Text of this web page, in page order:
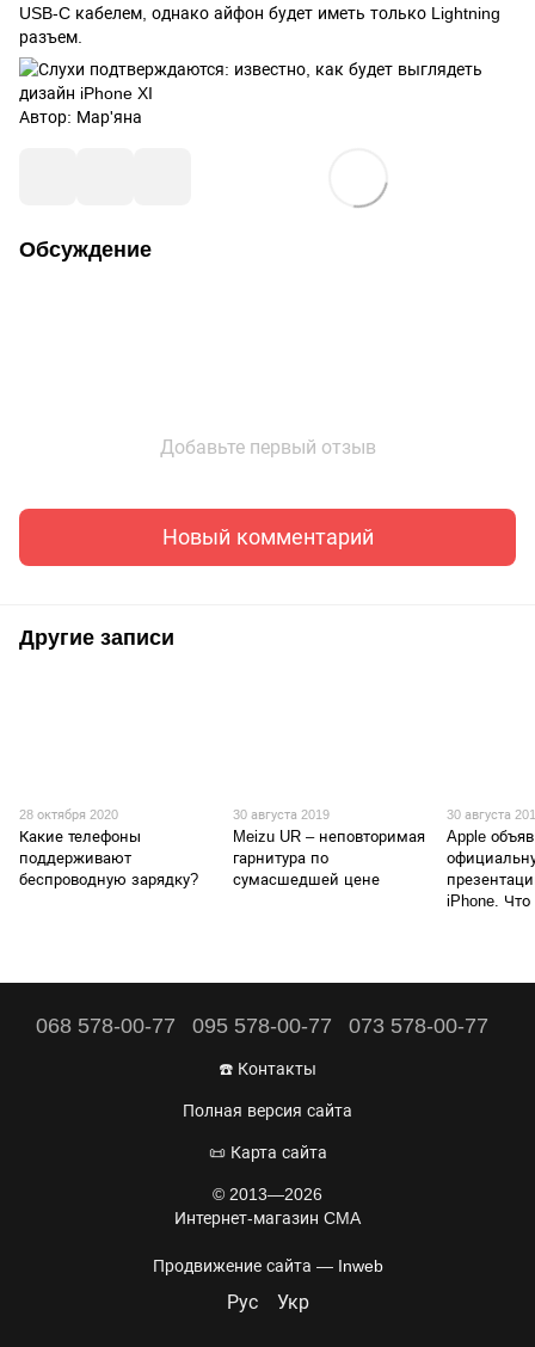
USB-C кабелем, однако айфон будет иметь только Lightning
разъем.
Автор: Мар'яна
Обсуждение
Добавьте первый отзыв
Новый комментарий
Другие записи
28 октября 2020
Какие телефоны
поддерживают
беспроводную зарядку?
30 августа 2019
Meizu UR – неповторимая
гарнитура по
сумасшедшей цене
30 августа
Apple
iPhone. Что
068 578-00-77 095 578-00-77 073 578-00-77
☎️ Контакты
Полная версия сайта
📜 Карта сайта
© 2013—2026
Интернет-магазин CMA
Продвижение сайта — Inweb
Рус Укр